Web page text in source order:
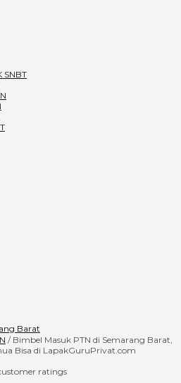
SNBT
/ Bimbel Masuk PTN di Semarang Barat,
Bisa di LapakGuruPrivat.com
ratings